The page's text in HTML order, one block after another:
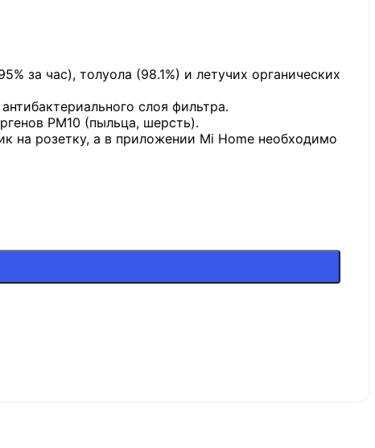
за час), толуола (98.1%) и летучих органических
слоя фильтра.
PM10 (пыльца, шерсть).
на розетку, а в приложении Mi Home необходимо